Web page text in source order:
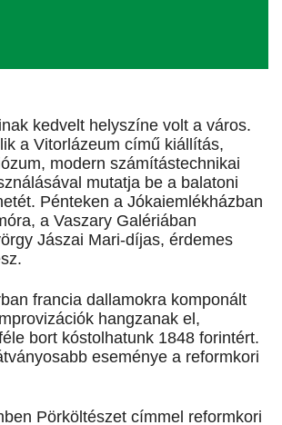
kedvelt helyszíne volt a város.
a Vitorlázeum című kiállítás,
modern számítástechnikai
mutatja be a balatoni
Pénteken a Jókaiemlékházban
a Vaszary Galériában
Jászai Mari-díjas, érdemes
francia dallamokra komponált
hangzanak el,
bort kóstolhatunk 1848 forintért.
eseménye a reformkori
Pörköltészet címmel reformkori